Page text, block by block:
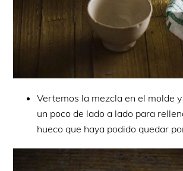
Vertemos la mezcla en el molde
un poco de lado a lado para
hueco que haya podido quedar